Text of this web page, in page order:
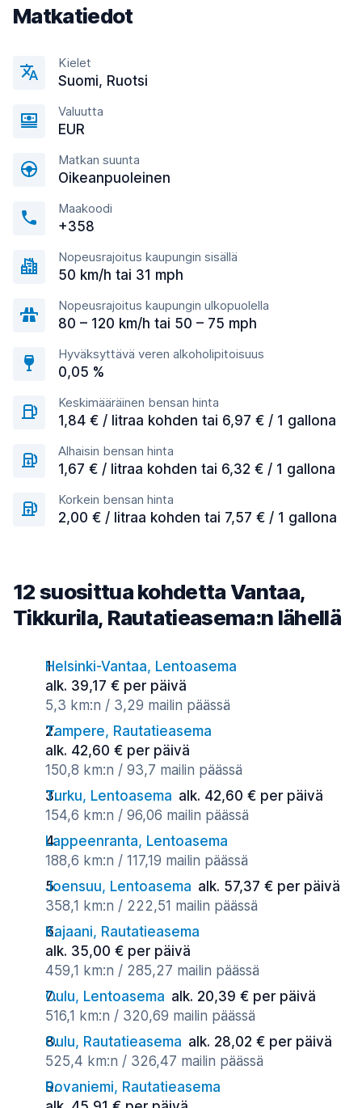
Matkatiedot
Kielet
Suomi, Ruotsi
Valuutta
EUR
Matkan suunta
Oikeanpuoleinen
Maakoodi
+358
Nopeusrajoitus kaupungin sisällä
50 km/h tai 31 mph
Nopeusrajoitus kaupungin ulkopuolella
80 – 120 km/h tai 50 – 75 mph
Hyväksyttävä veren alkoholipitoisuus
0,05 %
Keskimääräinen bensan hinta
1,84 € / litraa kohden tai 6,97 € / 1 gallona
Alhaisin bensan hinta
1,67 € / litraa kohden tai 6,32 € / 1 gallona
Korkein bensan hinta
2,00 € / litraa kohden tai 7,57 € / 1 gallona
12 suosittua kohdetta Vantaa,
Tikkurila, Rautatieasema:n lähellä
Helsinki-Vantaa, Lentoasema
alk. 39,17 € per päivä
5,3 km:n / 3,29 mailin päässä
Tampere, Rautatieasema
alk. 42,60 € per päivä
150,8 km:n / 93,7 mailin päässä
Turku, Lentoasema alk. 42,60 € per päivä
154,6 km:n / 96,06 mailin päässä
Lappeenranta, Lentoasema
188,6 km:n / 117,19 mailin päässä
Joensuu, Lentoasema alk. 57,37 € per päivä
358,1 km:n / 222,51 mailin päässä
Kajaani, Rautatieasema
alk. 35,00 € per päivä
459,1 km:n / 285,27 mailin päässä
Oulu, Lentoasema alk. 20,39 € per päivä
516,1 km:n / 320,69 mailin päässä
Oulu, Rautatieasema alk. 28,02 € per päivä
525,4 km:n / 326,47 mailin päässä
Rovaniemi, Rautatieasema